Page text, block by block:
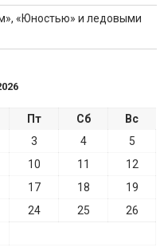
«Юностью» и ледовыми
Пт Сб
Вс
3 4
5
10 11
12
17 18
19
24 25
26